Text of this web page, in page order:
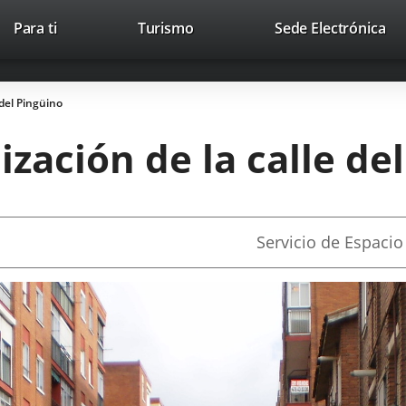
Trabaja con nosotros Contacto
Para ti TurismoEste
abrirá
ventana
nueva.
Sede Electrónica
Pingüino
de la calle
Fuente
la
noticia
Servicio de